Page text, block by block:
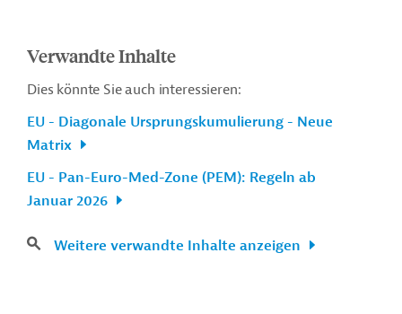
Verwandte Inhalte
Dies könnte Sie auch interessieren:
EU - Diagonale Ursprungskumulierung - Neue
Matrix
EU - Pan-Euro-Med-Zone (PEM): Regeln ab
Januar 2026
Weitere verwandte Inhalte anzeigen